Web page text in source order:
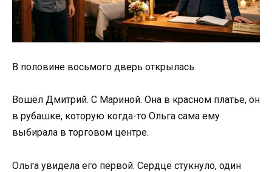
В половине восьмого дверь открылась.
Вошёл Дмитрий. С Мариной. Она в красном платье, он
в рубашке, которую когда-то Ольга сама ему
выбирала в торговом центре.
Ольга увидела его первой. Сердце стукнуло, один